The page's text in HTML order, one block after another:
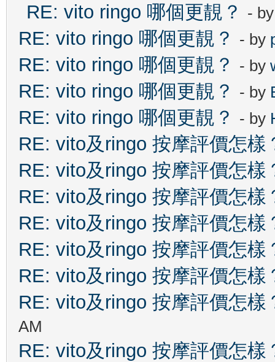
RE: vito ringo 哪個更靚？ -
RE: vito ringo 哪個更靚？ - by
RE: vito ringo 哪個更靚？ - by
RE: vito ringo 哪個更靚？ - by
RE: vito ringo 哪個更靚？ - by
RE: vito及ringo 按摩評價怎樣
RE: vito及ringo 按摩評價怎樣
RE: vito及ringo 按摩評價怎樣
RE: vito及ringo 按摩評價怎樣
RE: vito及ringo 按摩評價怎樣
RE: vito及ringo 按摩評價怎樣
RE: vito及ringo 按摩評價怎樣
AM
RE: vito及ringo 按摩評價怎樣